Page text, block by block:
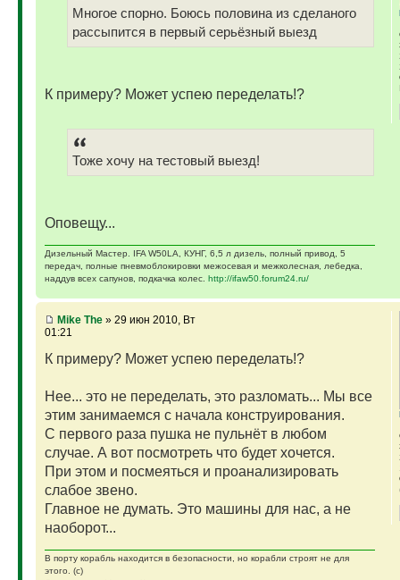
Многое спорно. Боюсь половина из сделаного
рассыпится в первый серьёзный выезд
К примеру? Может успею переделать!?
Тоже хочу на тестовый выезд!
Оповещу...
Дизельный Мастер. IFA W50LA, КУНГ, 6,5 л дизель, полный привод, 5
передач, полные пневмоблокировки межосевая и межколесная, лебедка,
наддув всех сапунов, подкачка колес. http://ifaw50.forum24.ru/
Mike The» 29 июн 2010, Вт
01:21
К примеру? Может успею переделать!?
Нее... это не переделать, это разломать... Мы все
этим занимаемся с начала конструирования.
С первого раза пушка не пульнёт в любом
случае. А вот посмотреть что будет хочется.
При этом и посмеяться и проанализировать
слабое звено.
Главное не думать. Это машины для нас, а не
наоборот...
В порту корабль находится в безопасности, но корабли строят не для
этого. (с)